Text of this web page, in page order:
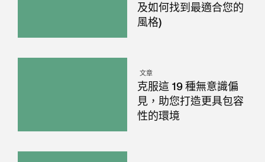
及如何找到最適合您的
風格)
文章
克服這 19 種無意識偏
見，助您打造更具包容
性的環境